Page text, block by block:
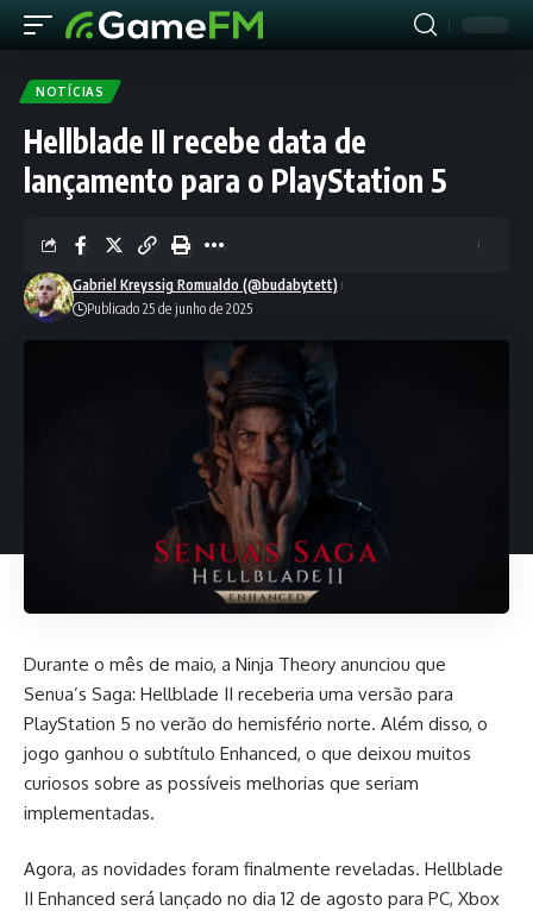
NOTÍCIAS
Hellblade II recebe data de
lançamento para o PlayStation 5
Gabriel Kreyssig Romualdo (@budabytett)
Publicado 25 de junho de 2025
Durante o mês de maio, a Ninja Theory anunciou que
Senua’s Saga: Hellblade II receberia uma versão para
PlayStation 5 no verão do hemisfério norte. Além disso, o
jogo ganhou o subtítulo Enhanced, o que deixou muitos
curiosos sobre as possíveis melhorias que seriam
implementadas.
Agora, as novidades foram finalmente reveladas. Hellblade
II Enhanced será lançado no dia 12 de agosto para PC, Xbox